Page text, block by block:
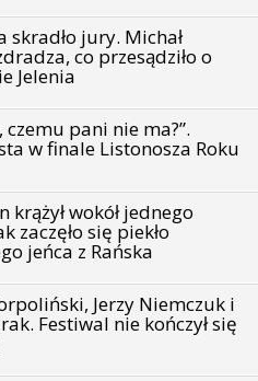
skradło jury. Michał
co przesądziło o
Jelenia
czemu pani nie ma?”.
w finale Listonosza Roku
krążył wokół jednego
zaczęło się piekło
jeńca z Rańska
Jerzy Niemczuk i
Festiwal nie kończył się